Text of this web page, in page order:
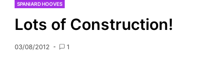
SPANIARD HOOVES
Lots of Construction!
03/08/2012 1